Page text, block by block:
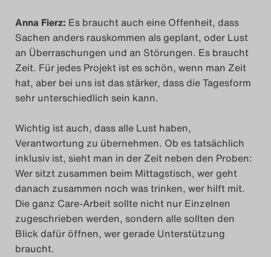
Anna Fierz: Es braucht auch eine Offenheit, dass
Sachen anders rauskommen als geplant, oder Lust
an Überraschungen und an Störungen. Es braucht
Zeit. Für jedes Projekt ist es schön, wenn man Zeit
hat, aber bei uns ist das stärker, dass die Tagesform
sehr unterschiedlich sein kann.
Wichtig ist auch, dass alle Lust haben,
Verantwortung zu übernehmen. Ob es tatsächlich
inklusiv ist, sieht man in der Zeit neben den Proben:
Wer sitzt zusammen beim Mittagstisch, wer geht
danach zusammen noch was trinken, wer hilft mit.
Die ganz Care-Arbeit sollte nicht nur Einzelnen
zugeschrieben werden, sondern alle sollten den
Blick dafür öffnen, wer gerade Unterstützung
braucht.